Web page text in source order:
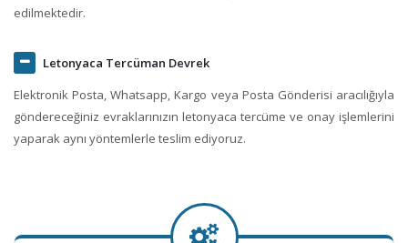
edilmektedir.
Letonyaca Tercüman Devrek
Elektronik Posta, Whatsapp, Kargo veya Posta Gönderisi aracılığıyla
göndereceğiniz evraklarınızın letonyaca tercüme ve onay işlemlerini
yaparak aynı yöntemlerle teslim ediyoruz.